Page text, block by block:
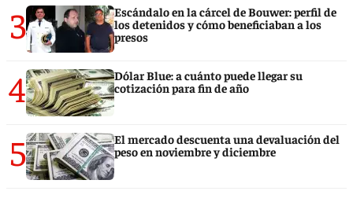
3
Escándalo en la cárcel de Bouwer: perfil de
los detenidos y cómo beneficiaban a los
presos
4
Dólar Blue: a cuánto puede llegar su
cotización para fin de año
5
El mercado descuenta una devaluación del
peso en noviembre y diciembre